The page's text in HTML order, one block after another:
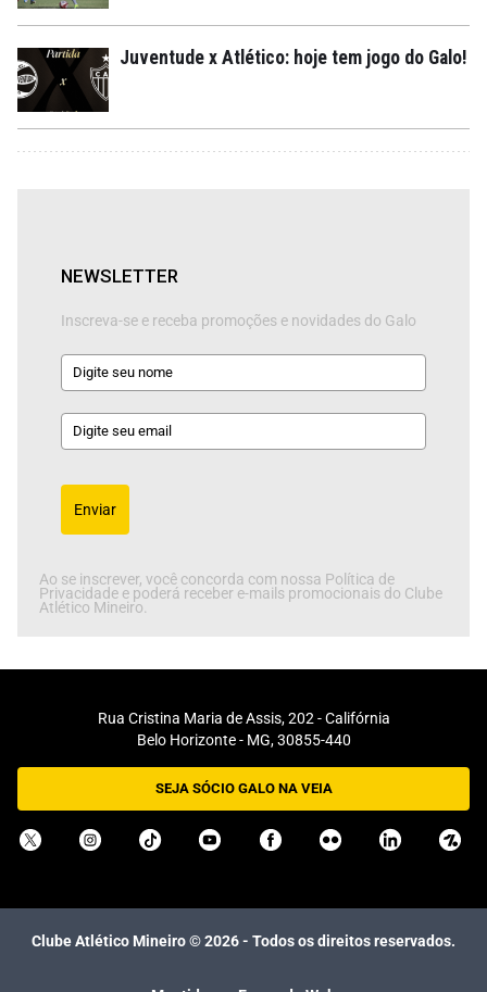
Juventude x Atlético: hoje tem jogo do Galo!
NEWSLETTER
Inscreva-se e receba promoções e novidades do Galo
Enviar
Ao se inscrever, você concorda com nossa Política de
Privacidade e poderá receber e-mails promocionais do Clube
Atlético Mineiro.
Rua Cristina Maria de Assis, 202 - Califórnia
Belo Horizonte - MG, 30855-440
SEJA SÓCIO GALO NA VEIA
Clube Atlético Mineiro ©2026- Todos os direitos reservados.